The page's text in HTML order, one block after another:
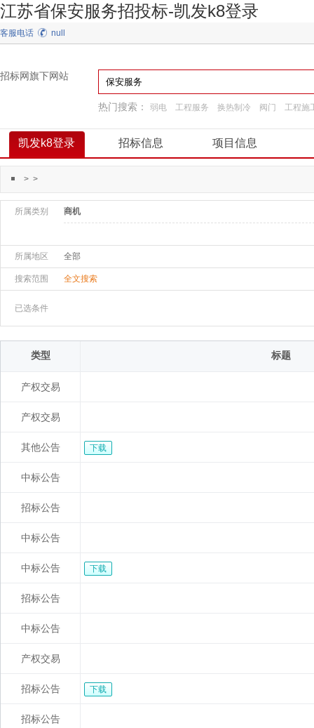
江苏省保安服务招投标-凯发k8登录
客服电话 null
招标网旗下网站
热门搜索： 弱电 工程服务 换热制冷 阀门
工程施
凯发k8登录 招标信息 项目信息
> >
所属类别 商机
所属地区 全部
搜索范围 全文搜索
已选条件
类型 标题
产权交易
产权交易
其他公告 下载
中标公告
招标公告
中标公告
中标公告 下载
招标公告
中标公告
产权交易
招标公告 下载
招标公告